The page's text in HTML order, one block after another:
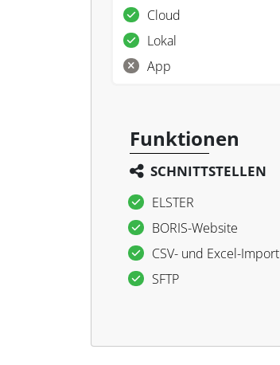
Cloud
Lokal
App
Funktionen
SCHNITTSTELLEN
ELSTER
BORIS-Website
CSV- und Excel-Import
SFTP